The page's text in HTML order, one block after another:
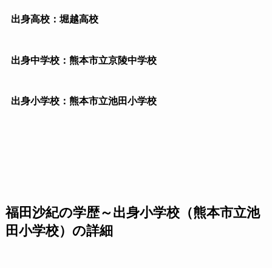
出身高校：堀越高校
出身中学校：熊本市立京陵中学校
出身小学校：熊本市立池田小学校
福田沙紀の学歴～出身小学校（熊本市立池
田小学校）の詳細